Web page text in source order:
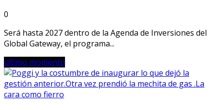
0
Será hasta 2027 dentro de la Agenda de Inversiones del
Global Gateway, el programa...
ultimo momento